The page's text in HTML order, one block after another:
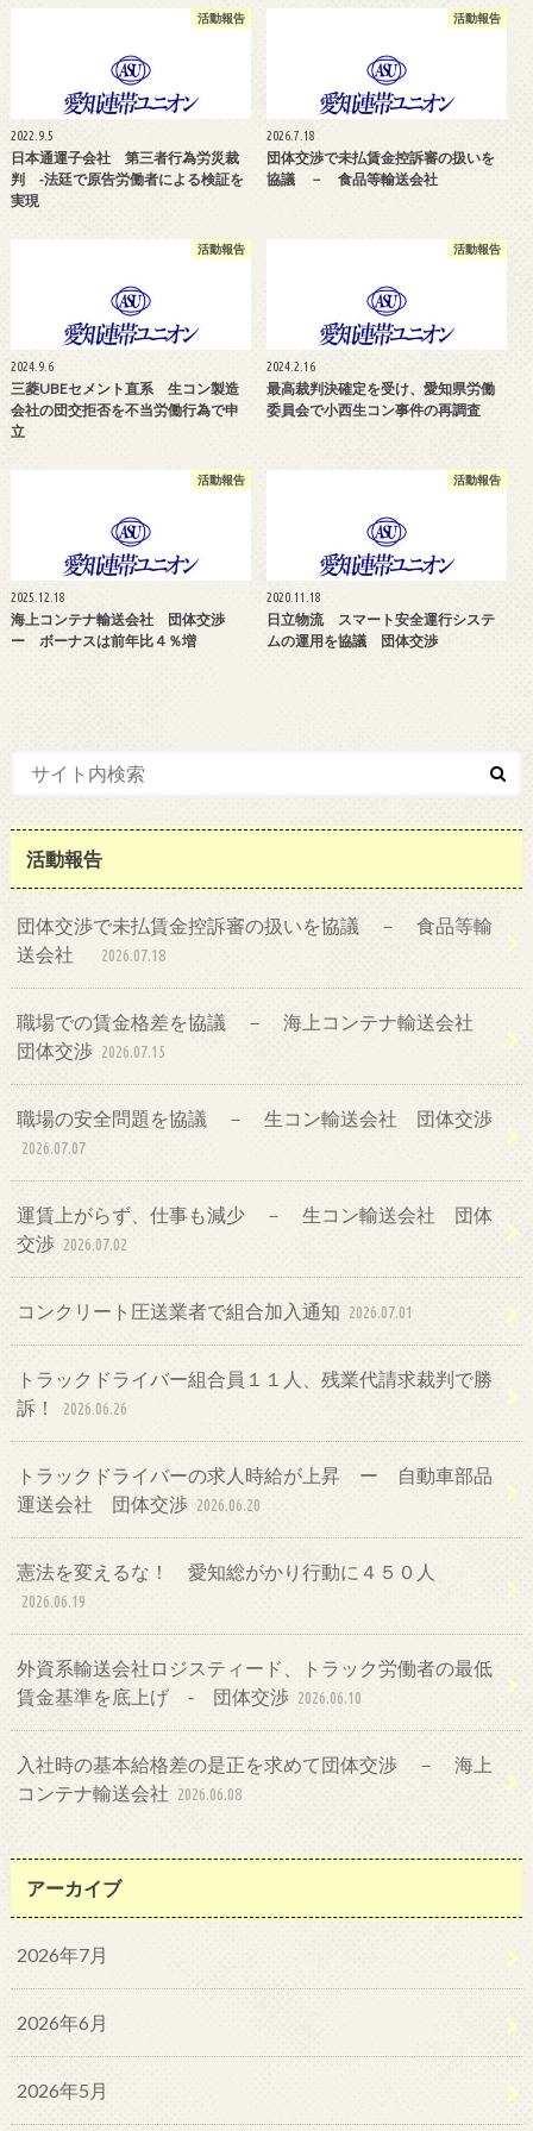
活動報告
2022.9.5
日本通運子会社 第三者行為労災裁
判 ‐法廷で原告労働者による検証を
実現
活動報告
2026.7.18
団体交渉で未払賃金控訴審の扱いを
協議 － 食品等輸送会社
活動報告
2024.9.6
三菱UBEセメント直系 生コン製造
会社の団交拒否を不当労働行為で申
立
活動報告
2024.2.16
最高裁判決確定を受け、愛知県労働
委員会で小西生コン事件の再調査
活動報告
2025.12.18
海上コンテナ輸送会社 団体交渉
ー ボーナスは前年比４％増
活動報告
2020.11.18
日立物流 スマート安全運行システ
ムの運用を協議 団体交渉
活動報告
団体交渉で未払賃金控訴審の扱いを協議 － 食品等輸
送会社
2026.07.18
職場での賃金格差を協議 － 海上コンテナ輸送会社
団体交渉 2026.07.15
職場の安全問題を協議 － 生コン輸送会社 団体交渉
2026.07.07
運賃上がらず、仕事も減少 － 生コン輸送会社 団体
交渉 2026.07.02
コンクリート圧送業者で組合加入通知 2026.07.01
トラックドライバー組合員１１人、残業代請求裁判で勝
訴！
2026.06.26
トラックドライバーの求人時給が上昇 ー 自動車部品
運送会社 団体交渉 2026.06.20
憲法を変えるな！ 愛知総がかり行動に４５０人
2026.06.19
外資系輸送会社ロジスティード、トラック労働者の最低
賃金基準を底上げ ‐ 団体交渉 2026.06.10
入社時の基本給格差の是正を求めて団体交渉 － 海上
コンテナ輸送会社 2026.06.08
アーカイブ
2026年7月
2026年6月
2026年5月